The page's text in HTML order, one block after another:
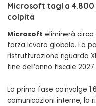
Microsoft taglia 4.800
colpita
Microsoft eliminerà circa
forza lavoro globale. La
ristrutturazione riguarda
fine dell’anno fiscale
La prima fase coinvolge
comunicazioni interne, la